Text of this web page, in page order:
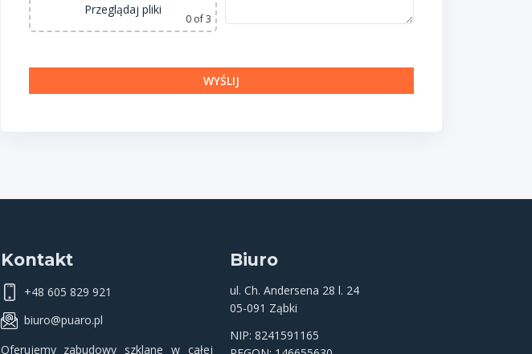
Przeglądaj pliki
0 of 3
Kontakt
+48 605 829 921
biuro@puaro.pl
Oferujemy zabudowy szklane w całej
Biuro
ul. Ch. Andersena 28 l. 24
05-091 Ząbki
NIP: 8241591165